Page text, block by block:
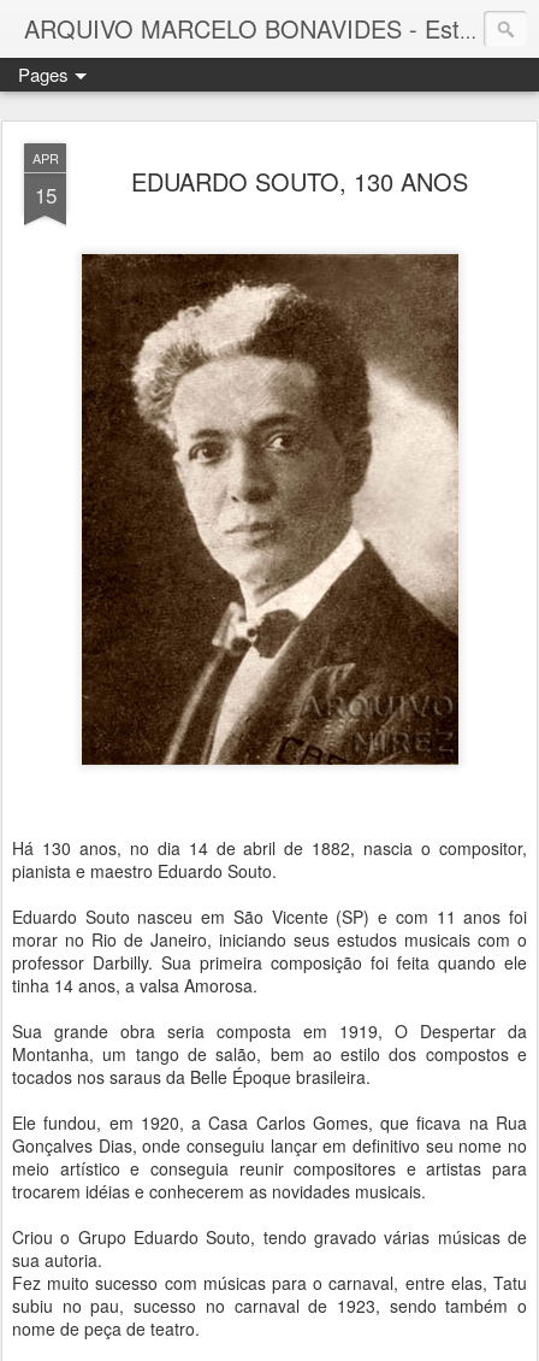
ARQUIVO MARCELO BONAVIDES - Estrelas que nunca se Apagam -
Pages
APR
15 EDUARDO SOUTO, 130 ANOS
Há 130 anos, no dia 14 de abril de 1882, nascia o compositor,
pianista e maestro Eduardo Souto.
Eduardo Souto nasceu em São Vicente (SP) e com 11 anos foi
morar no Rio de Janeiro, iniciando seus estudos musicais com o
professor Darbilly. Sua primeira composição foi feita quando ele
tinha 14 anos, a valsa Amorosa.
Sua grande obra seria composta em 1919, O Despertar da
Montanha, um tango de salão, bem ao estilo dos compostos e
tocados nos saraus da Belle Époque brasileira.
Ele fundou, em 1920, a Casa Carlos Gomes, que ficava na Rua
Gonçalves Dias, onde conseguiu lançar em definitivo seu nome no
meio artístico e conseguia reunir compositores e artistas para
trocarem idéias e conhecerem as novidades musicais.
Criou o Grupo Eduardo Souto, tendo gravado várias músicas de
sua autoria.
Fez muito sucesso com músicas para o carnaval, entre elas, Tatu
subiu no pau, sucesso no carnaval de 1923, sendo também o
nome de peça de teatro.